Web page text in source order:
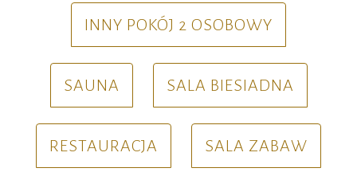
INNY POKÓJ 2 OSOBOWY
SAUNA SALA BIESIADNA
RESTAURACJA SALA ZABAW